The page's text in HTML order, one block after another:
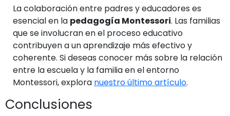
La colaboración entre padres y educadores es
esencial en la pedagogía Montessori. Las familias
que se involucran en el proceso educativo
contribuyen a un aprendizaje más efectivo y
coherente. Si deseas conocer más sobre la relación
entre la escuela y la familia en el entorno
Montessori, explora nuestro último artículo.
Conclusiones